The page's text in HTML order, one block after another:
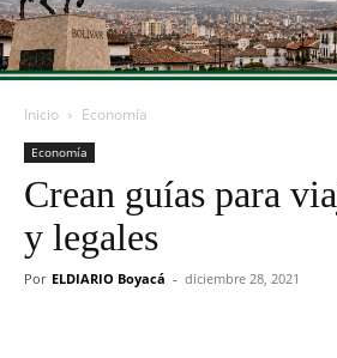
Inicio Economía
Economía
Crean guías para
y legales
Por ELDIARIO Boyacá - diciembre 28, 2021